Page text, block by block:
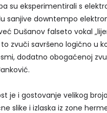
su eksperimentirali s
sanjive downtempo
Dušanov falseto vokal
zvuči savršeno logično u
dodatno obogaćenoj
je i gostovanje velikog
slike i izlaska iz zone